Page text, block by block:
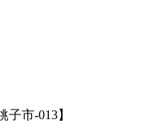
市-013】